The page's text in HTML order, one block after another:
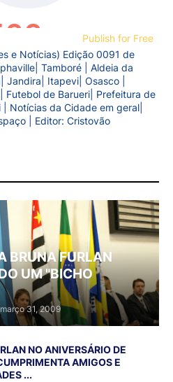
Publish for Free
e Notícias) Edição 0091 de
Tamboré | Aldeia da
Jandira| Itapevi| Osasco |
Futebol de Barueri| Prefeitura de
Notícias da Cidade em geral|
| Editor: Cristovão
BRUNA FURLAN
UM "BICHO
março 31, 2009
NO ANIVERSÁRIO DE
AMIGOS E
...